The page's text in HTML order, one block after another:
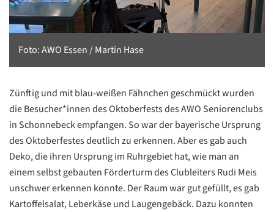
Foto: AWO Essen / Martin Hase
Zünftig und mit blau-weißen Fähnchen geschmückt wurden
die Besucher*innen des Oktoberfests des AWO Seniorenclubs
in Schonnebeck empfangen. So war der bayerische Ursprung
des Oktoberfestes deutlich zu erkennen. Aber es gab auch
Deko, die ihren Ursprung im Ruhrgebiet hat, wie man an
einem selbst gebauten Förderturm des Clubleiters Rudi Meis
unschwer erkennen konnte. Der Raum war gut gefüllt, es gab
Kartoffelsalat, Leberkäse und Laugengebäck. Dazu konnten